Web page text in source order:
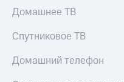
Домашнее ТВ
Спутниковое ТВ
Домашний телефон